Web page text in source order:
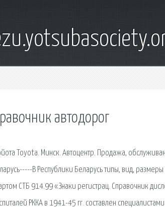
автодорог
Toyota. Минск. Автоцентр. Продажа,
В Республики Беларусь типы, вид,
СТБ 914.99 «Знаки регистрац. Справочник
РККА в 1941-45 гг. составлен